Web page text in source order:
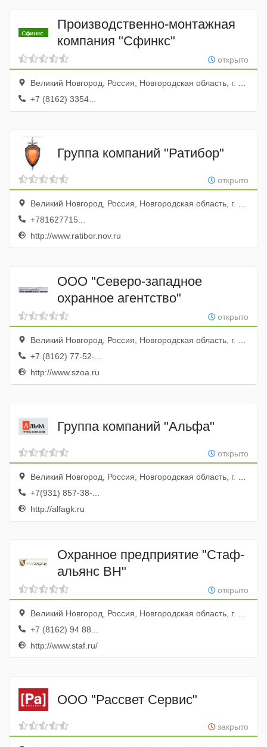
Производственно-монтажная
компания "Сфинкс"
открыто
Великий Новгород, Россия, Новгородская область, г. Великий Новгород, ул. Кочетова, д. 5
+7 (8162) 3354...
Группа компаний "Ратибор"
открыто
Великий Новгород, Россия, Новгородская область, г. Великий Новгород, ул. Новолучанская, д. 33, корп. 2
+781627715...
http://www.ratibor.nov.ru
ООО "Северо-западное
охранное агентство"
открыто
Великий Новгород, Россия, Новгородская область, г. Великий Новгород, Воскресенский бульвар, д. 4
+7 (8162) 77-52-...
http://www.szoa.ru
Группа компаний "Альфа"
открыто
Великий Новгород, Россия, Новгородская область, г. Великий Новгород, ул. Большая Санкт-Петербургская, д. 6/11
+7(931) 857-38-...
http://alfagk.ru
Охранное предприятие "Стаф-
альянс ВН"
открыто
Великий Новгород, Россия, Новгородская область, г. Великий Новгород, ул. Мусы Джалиля - Духовская, д. 23
+7 (8162) 94 88...
http://www.staf.ru/
ООО "Рассвет Сервис"
закрыто